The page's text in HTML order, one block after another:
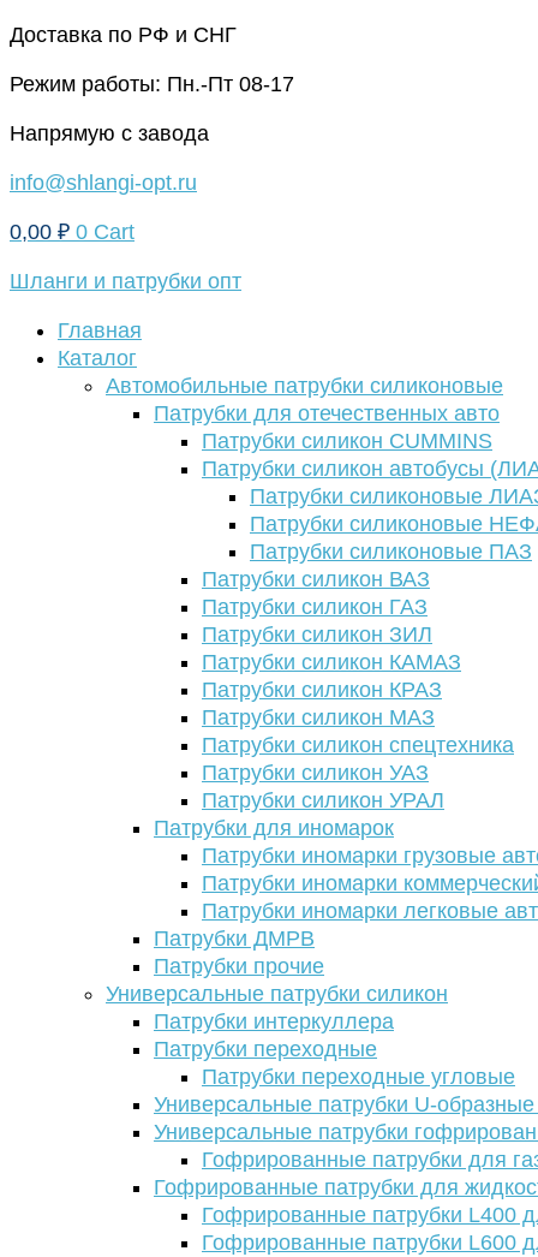
Перейти
содержимому
Доставка по РФ и СНГ
Режим работы: Пн.-Пт 08-17
Напрямую с завода
info@shlangi-opt.ru
0,00 ₽ 0 Cart
Шланги и патрубки опт
Главная
Каталог
Автомобильные патрубки силиконовые
Патрубки для отечественных авто
Патрубки силикон CUMMINS
Патрубки силикон автобусы
Патрубки силиконовые
Патрубки силиконовые
Патрубки силиконовые ПАЗ
Патрубки силикон ВАЗ
Патрубки силикон ГАЗ
Патрубки силикон ЗИЛ
Патрубки силикон КАМАЗ
Патрубки силикон КРАЗ
Патрубки силикон МАЗ
Патрубки силикон спецтехника
Патрубки силикон УАЗ
Патрубки силикон УРАЛ
Патрубки для иномарок
Патрубки иномарки грузовые
Патрубки иномарки
Патрубки иномарки легковые
Патрубки ДМРВ
Патрубки прочие
Универсальные патрубки силикон
Патрубки интеркуллера
Патрубки переходные
Патрубки переходные угловые
Универсальные патрубки U-
Универсальные патрубки
Гофрированные патрубки для
Гофрированные патрубки для
Гофрированные патрубки L400
Гофрированные патрубки L600